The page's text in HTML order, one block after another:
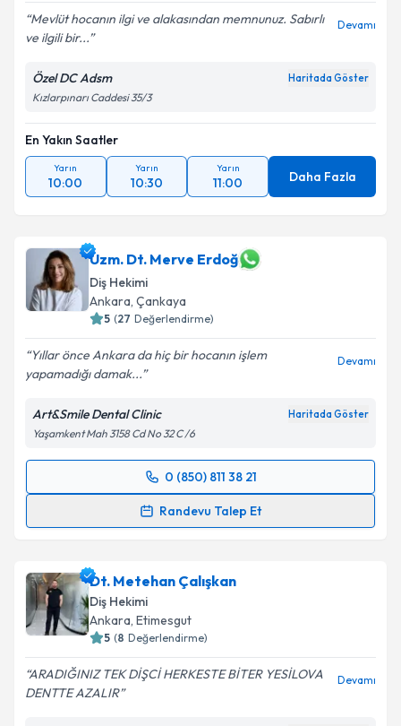
Mevlüt hocanın ilgi ve alakasından memnunuz. Sabırlı
ve ilgili bir...
Devamı
Özel DC Adsm Haritada Göster
Kızlarpınarı Caddesi 35/3
En Yakın Saatler
Yarın
10:00
Yarın
10:30
Yarın
11:00 Daha Fazla
Uzm. Dt. Merve Erdoğ
Diş Hekimi
Ankara, Çankaya
5 (27 Değerlendirme)
Yıllar önce Ankara da hiç bir hocanın işlem
yapamadığı damak...
Devamı
Art&Smile Dental Clinic Haritada Göster
Yaşamkent Mah 3158 Cd No 32 C /6
0 (850) 811 38 21
Randevu Talep Et
Randevu Takvimi Talebi
takvim hazırlandığında e-posta ile bilgilendireceğiz.
E-posta Adresiniz
Dt. Metehan Çalışkan
Diş Hekimi
Ankara, Etimesgut
5 (8 Değerlendirme)
ARADIĞINIZ TEK DİŞCİ HERKESTE BİTER YESİLOVA
DENTTE AZALIR
Devamı